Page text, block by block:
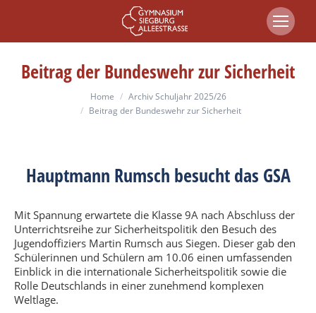
Beitrag der Bundeswehr zur Sicherheit
Home
Archiv Schuljahr 2025/26
Beitrag der Bundeswehr zur Sicherheit
Hauptmann Rumsch besucht das GSA
Mit Spannung erwartete die Klasse 9A nach Abschluss der
Unterrichtsreihe zur Sicherheitspolitik den Besuch des
Jugendoffiziers Martin Rumsch aus Siegen. Dieser gab den
Schülerinnen und Schülern am 10.06 einen umfassenden
Einblick in die internationale Sicherheitspolitik sowie die
Rolle Deutschlands in einer zunehmend komplexen
Weltlage.